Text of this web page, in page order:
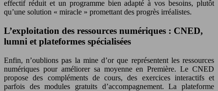
effectif réduit et un programme bien adapté à vos besoins, plutôt
qu’une solution « miracle » promettant des progrès irréalistes.
L’exploitation des ressources numériques : CNED,
lumni et plateformes spécialisées
Enfin, n’oublions pas la mine d’or que représentent les ressources
numériques pour améliorer sa moyenne en Première. Le CNED
propose des compléments de cours, des exercices interactifs et
parfois des modules gratuits d’accompagnement. La plateforme